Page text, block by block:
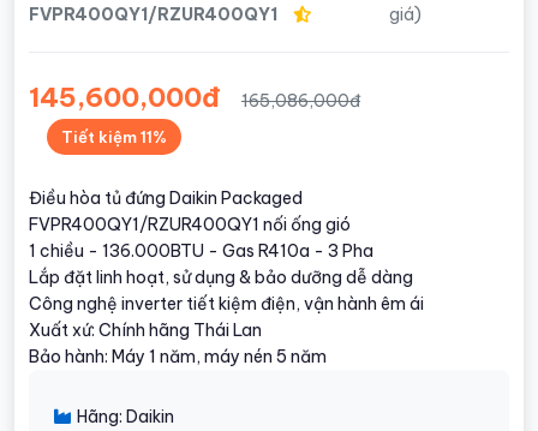
FVPR400QY1/RZUR400QY1
giá)
145,600,000đ 165,086,000đ
Tiết kiệm 11%
Điều hòa tủ đứng Daikin Packaged
FVPR400QY1/RZUR400QY1 nối ống gió
1 chiều - 136.000BTU - Gas R410a - 3 Pha
Lắp đặt linh hoạt, sử dụng & bảo dưỡng dễ dàng
Công nghệ inverter tiết kiệm điện, vận hành êm ái
Xuất xứ: Chính hãng Thái Lan
Bảo hành: Máy 1 năm, máy nén 5 năm
Hãng: Daikin